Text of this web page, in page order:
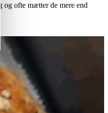
og ofte mætter de mere end